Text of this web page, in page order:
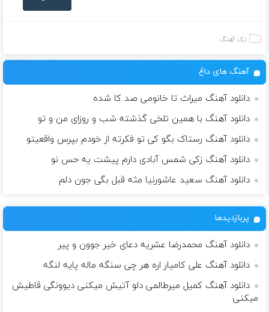
تک آهنگ
آهنگ های داغ
دانلود آهنگ میراث تا خانومی صد کا شده
دانلود آهنگ با همین تلخی گذشته شب و روزای من و تو
دانلود آهنگ رستاک بگو کی تو فکرته از خودم بپرس واقعیتو
دانلود آهنگ زکی شمس آبادی دارم پیشت یه حس نو
دانلود آهنگ سعید عاشورنیا مثه قبل بگی جون دلم
پربازدیدها
دانلود آهنگ محمدرضا عشریه دعای خیر جوون و پیر
دانلود آهنگ علی کامیار اره هر چی سنگه ماله پایه لنگه
دانلود آهنگ کمیل میرطالمی دلو آتیش میکنی دیوونگی قاطیش
میکنی